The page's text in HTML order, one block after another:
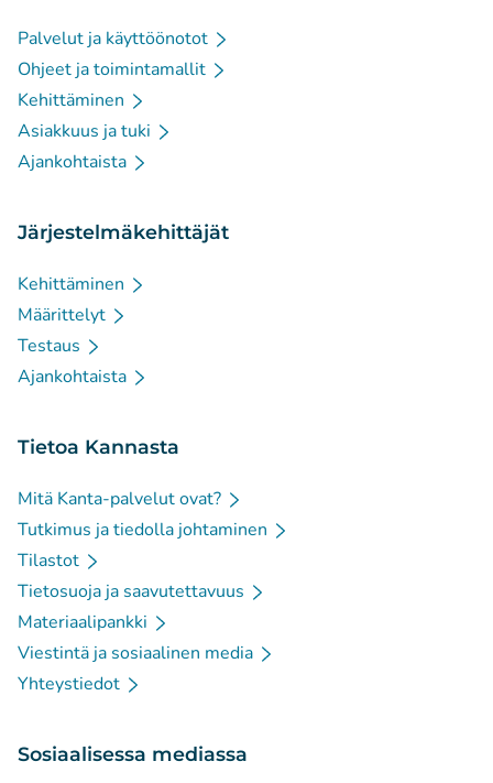
Palvelut ja käyttöönotot
Ohjeet ja toimintamallit
Kehittäminen
Asiakkuus ja tuki
Ajankohtaista
Järjestelmäkehittäjät
Kehittäminen
Määrittelyt
Testaus
Ajankohtaista
Tietoa Kannasta
Mitä Kanta-palvelut ovat?
Tutkimus ja tiedolla johtaminen
Tilastot
Tietosuoja ja saavutettavuus
Materiaalipankki
Viestintä ja sosiaalinen media
Yhteystiedot
Sosiaalisessa mediassa